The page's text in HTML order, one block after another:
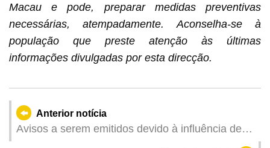
Macau e pode, preparar medidas preventivas
necessárias, atempadamente. Aconselha-se à
população que preste atenção às últimas
informações divulgadas por esta direcção.
Anterior notícia
Avisos a serem emitidos devido à influência de